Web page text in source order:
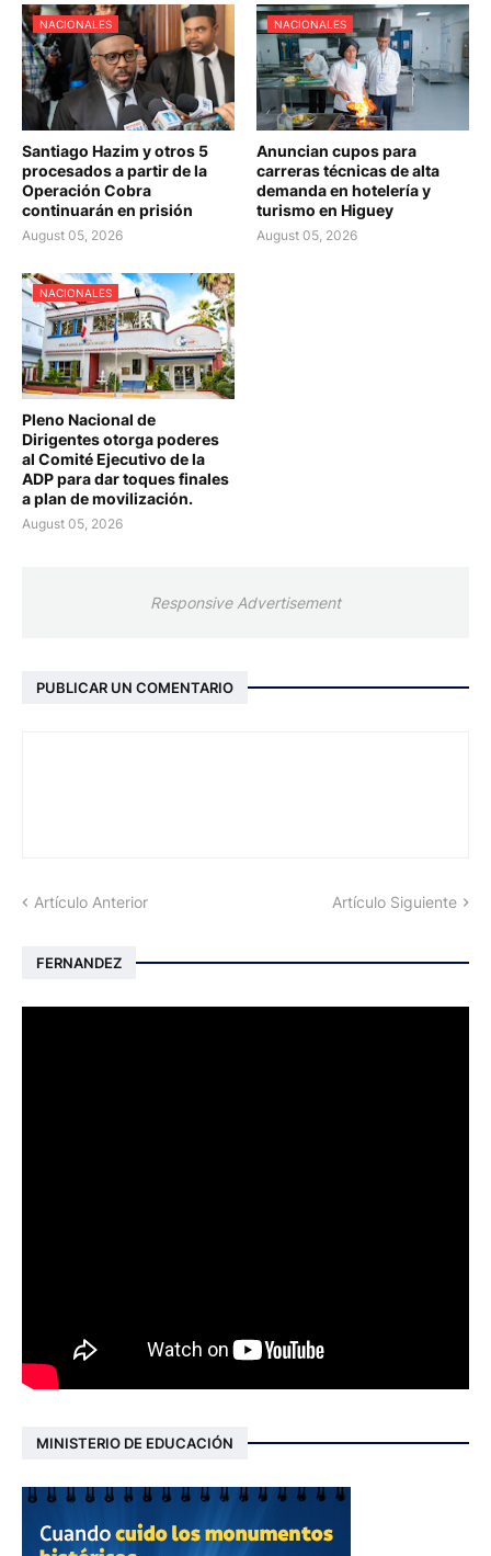
NACIONALES
Santiago Hazim y otros 5
procesados a partir de la
Operación Cobra
continuarán en prisión
August 05, 2026
NACIONALES
Anuncian cupos para
carreras técnicas de alta
demanda en hotelería y
turismo en Higuey
August 05, 2026
NACIONALES
Pleno Nacional de
Dirigentes otorga poderes
al Comité Ejecutivo de la
ADP para dar toques finales
a plan de movilización.
August 05, 2026
Responsive Advertisement
PUBLICAR UN COMENTARIO
Artículo Anterior Artículo Siguiente
FERNANDEZ
MINISTERIO DE EDUCACIÓN